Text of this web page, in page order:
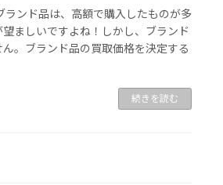
ランド品は、高額で購入したものが多
ましいですよね！しかし、ブランド
。ブランド品の買取価格を決定する
続きを読む